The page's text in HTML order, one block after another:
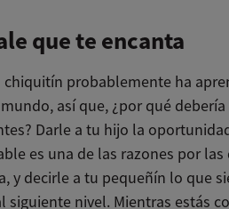
que te encanta
probablemente ha
así que, ¿por qué
Darle a tu hijo la
es una de las razones por
y decirle a tu pequeñín lo que
siguiente nivel. Mientras estás